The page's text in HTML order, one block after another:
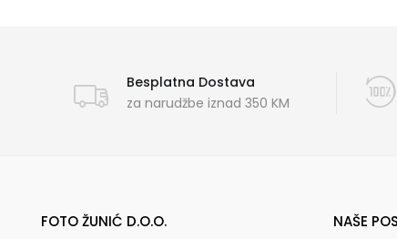
Besplatna Dostava
za narudžbe iznad 350 KM
FOTO ŽUNIĆ D.O.O. NAŠE